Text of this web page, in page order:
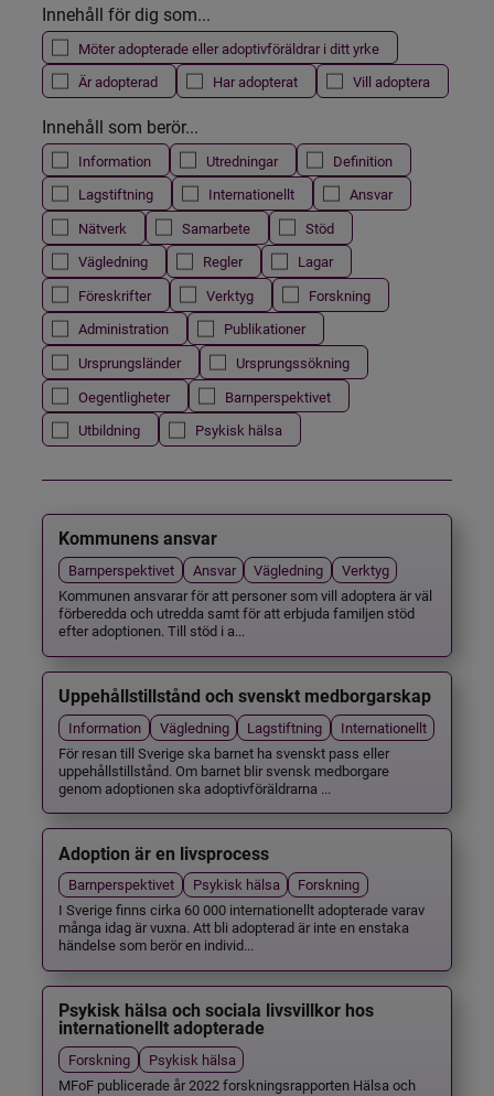
Innehåll för dig som...
Möter adopterade eller adoptivföräldrar i ditt yrke
Är adopterad
Har adopterat Vill adoptera
Innehåll som berör...
Information Utredningar
Definition
Lagstiftning
Internationellt
Ansvar
Nätverk
Samarbete
Stöd
Vägledning
Regler
Lagar
Föreskrifter
Verktyg
Forskning
Administration
Publikationer
Ursprungsländer
Ursprungssökning
Oegentligheter
Barnperspektivet
Utbildning
Psykisk hälsa
Kommunens ansvar
Barnperspektivet Ansvar Vägledning
Verktyg
Kommunen ansvarar för att personer som vill adoptera är väl
förberedda och utredda samt för att erbjuda familjen stöd
efter adoptionen. Till stöd i a...
Uppehållstillstånd och svenskt medborgarskap
Information Vägledning Lagstiftning
Internationellt
För resan till Sverige ska barnet ha svenskt pass eller
uppehållstillstånd. Om barnet blir svensk medborgare
genom adoptionen ska adoptivföräldrarna ...
Adoption är en livsprocess
Barnperspektivet Psykisk hälsa
Forskning
I Sverige finns cirka 60 000 internationellt adopterade varav
många idag är vuxna. Att bli adopterad är inte en enstaka
händelse som berör en individ...
Psykisk hälsa och sociala livsvillkor hos
internationellt adopterade
Forskning
Psykisk hälsa
MFoF publicerade år 2022 forskningsrapporten Hälsa och